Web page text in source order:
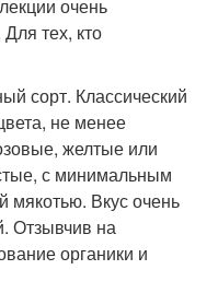
сорт. Классический
не менее
желтые или
с минимальным
мякотью. Вкус очень
Отзывчив на
органики и